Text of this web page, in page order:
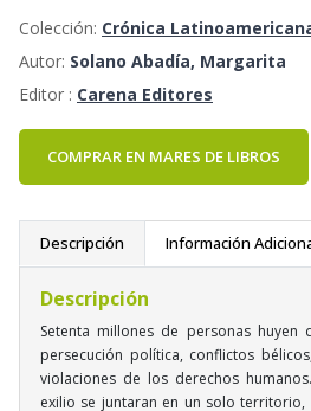
Colección: Crónica
Autor: Solano Abadía, Margarita
Editor : Carena Editores
COMPRAR EN MARES DE LIBROS
Descripción Información
Descripción
Setenta millones de personas
persecución política, conflictos
violaciones de los derechos
exilio se juntaran en un solo